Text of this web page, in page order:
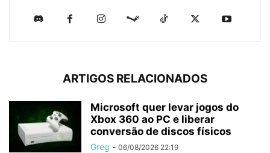
ARTIGOS RELACIONADOS
Microsoft quer levar jogos do
Xbox 360 ao PC e liberar
conversão de discos físicos
Greg - 06/08/2026 22:19